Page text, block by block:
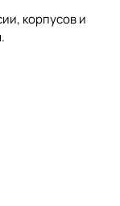
корпусов и